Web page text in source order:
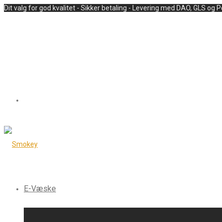
Dit valg for god kvalitet - Sikker betaling - Levering med DAO, GLS og
E-Væske